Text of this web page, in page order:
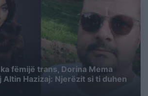
fëmijë trans, Dorina Mema
Altin Hazizaj: Njerëzit si ti duhen